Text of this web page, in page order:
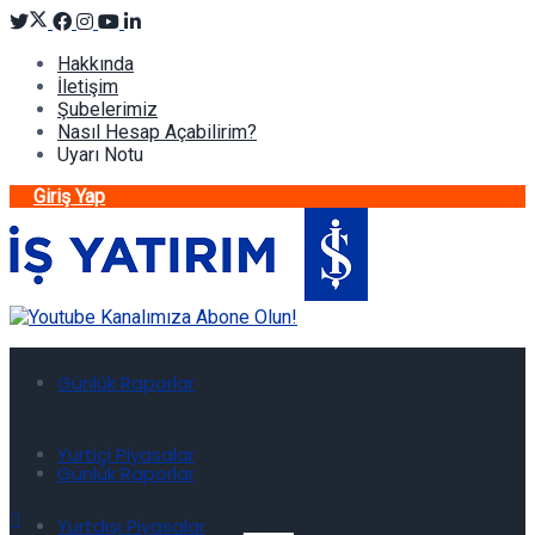
Hakkında
İletişim
Şubelerimiz
Nasıl Hesap Açabilirim?
Uyarı Notu
Giriş Yap
Günlük Raporlar
Yurtiçi Piyasalar
Yurtdışı Piyasalar
Günlük Raporlar